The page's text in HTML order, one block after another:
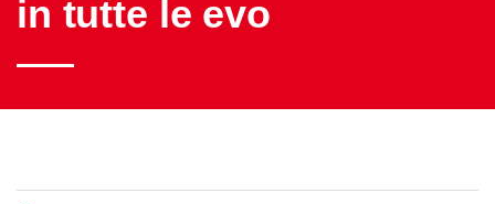
in tutte le evo